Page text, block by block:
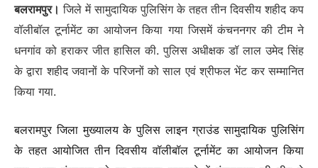
बलरामपुर। जिले में सामुदायिक पुलिसिंग के तहत तीन दिवसीय शहीद कप
वॉलीबॉल टूर्नामेंट का आयोजन किया गया जिसमें कंचननगर की टीम ने
धनगांव को हराकर जीत हासिल की. पुलिस अधीक्षक डॉ लाल उमेद सिंह
के द्वारा शहीद जवानों के परिजनों को साल एवं श्रीफल भेंट कर सम्मानित
किया गया.
बलरामपुर जिला मुख्यालय के पुलिस लाइन ग्राउंड सामुदायिक पुलिसिंग
के तहत आयोजित तीन दिवसीय वॉलीबॉल टूर्नामेंट का आयोजन किया